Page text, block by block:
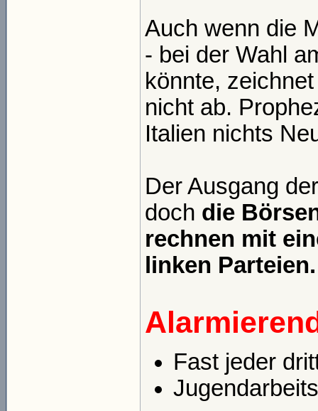
Auch wenn die
- bei der Wahl
könnte,
nicht ab.
Italien nichts
Der Ausgang
doch die
rechnen mit
linken
Fast jeder